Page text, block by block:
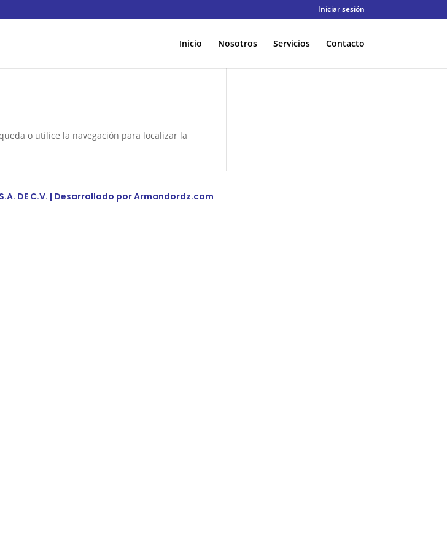
Iniciar sesión
Inicio Nosotros Servicios Contacto
o utilice la navegación para localizar la
DE C.V. | Desarrollado porArmandordz.com